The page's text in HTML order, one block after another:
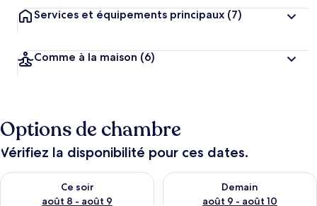
t
l
n
o
t
Services et équipements principaux (7)
Comme à la maison (6)
Options de chambre
Vérifiez la disponibilité pour ces dates.
Ce soir
août 8 - août 9
Vérifier la disponibilité pour ce soir août 8 - août 9
Demain
août 9 - août 10
Vérifier la disponibilité pour